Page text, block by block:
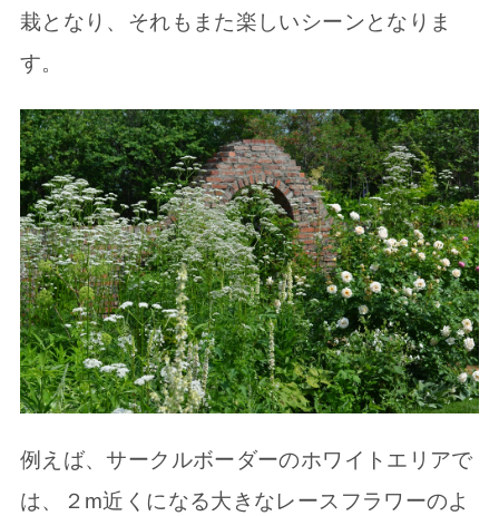
栽となり、それもまた楽しいシーンとなりま
す。
例えば、サークルボーダーのホワイトエリアで
は、２m近くになる大きなレースフラワーのよ